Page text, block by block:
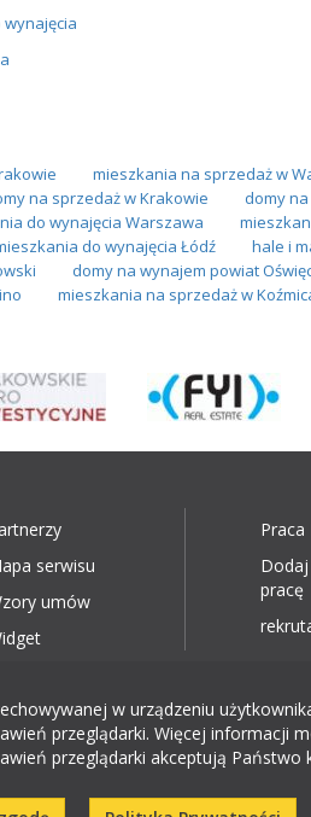
mieszkania na sprzedaż w
na sprzedaż w Krakowie domy
do wynajęcia Warszawa
do wynajęcia Łódź hale i
domy na wynajem powiat
mieszkania na sprzedaż w
serwisu
umów
Dodaj
pracę
w urządzeniu
przeglądarki. Więcej informacji
przeglądarki akceptują Państwo